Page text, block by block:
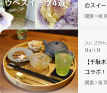
のスイ
選を実
関東 東
Jul.
Mari.M
【千駄
コラボ
定の冷茶
関東 東